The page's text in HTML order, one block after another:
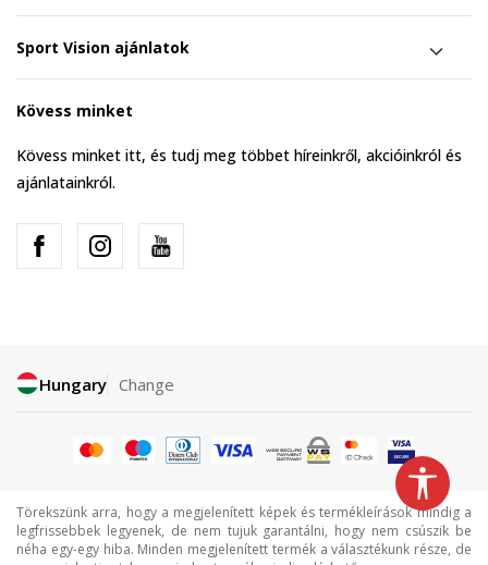
Sport Vision ajánlatok
Kövess minket
Kövess minket itt, és tudj meg többet híreinkről, akcióinkról és
ajánlatainkról.
Hungary Change
Törekszünk arra, hogy a megjelenített képek és termékleírások mindig a
legfrissebbek legyenek, de nem tujuk garantálni, hogy nem csúszik be
néha egy-egy hiba. Minden megjelenített termék a választékunk része, de